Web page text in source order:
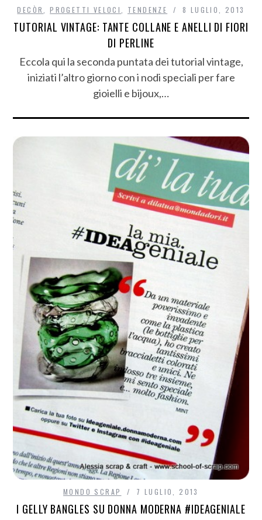
DECÒR ,PROGETTI VELOCI TENDENZE 8 LUGLIO, 2013
TUTORIAL VINTAGE: TANTE COLLANE E ANELLI DI FIORI
DI PERLINE
Eccola qui la seconda puntata dei tutorial vintage,
iniziati l’altro giorno con i nodi speciali per fare
gioielli e bijoux,…
MONDO SCRAP 7 LUGLIO, 2013
I GELLY BANGLES SU DONNA MODERNA #IDEAGENIALE